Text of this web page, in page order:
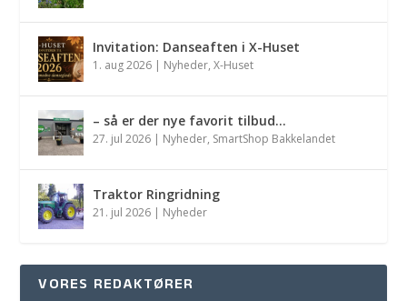
Invitation: Danseaften i X-Huset
1. aug 2026 | Nyheder,X-Huset
– så er der nye favorit tilbud…
27. jul 2026 | Nyheder, SmartShop Bakkelandet
Traktor Ringridning
21. jul 2026 | Nyheder
VORES REDAKTØRER